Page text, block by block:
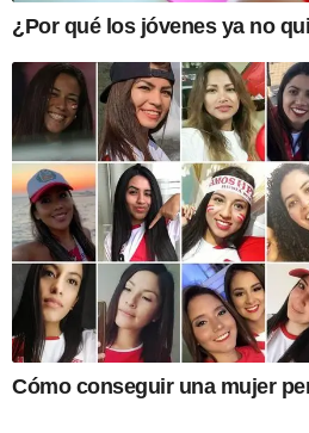
¿Por qué los jóvenes ya no
Cómo conseguir una mujer